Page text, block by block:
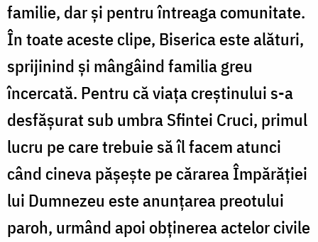
familie, dar și pentru întreaga comunitate.
În toate aceste clipe, Biserica este alături,
sprijinind și mângâind familia greu
încercată. Pentru că viața creștinului s-a
desfășurat sub umbra Sfintei Cruci, primul
lucru pe care trebuie să îl facem atunci
când cineva pășește pe cărarea Împărăției
lui Dumnezeu este anunțarea preotului
paroh, urmând apoi obținerea actelor civile